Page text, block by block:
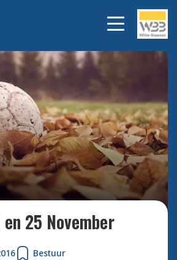
Bekijk alle foto's
25 November
Bestuur